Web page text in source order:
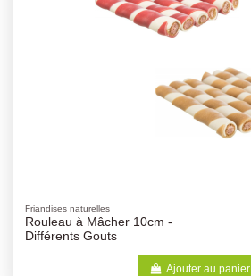
Friandises naturelles
Rouleau à Mâcher 10cm -
Différents Gouts
Ajouter au panier